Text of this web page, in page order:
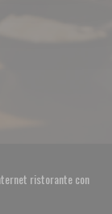
ristorante con
finestra))